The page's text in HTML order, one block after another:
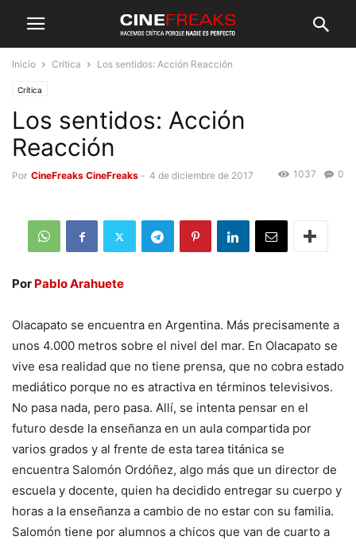
Inicio Crítica Los sentidos: Acción Reacción
Crítica
Los sentidos: Acción
Reacción
Por CineFreaks CineFreaks - 4 de diciembre de 2017 0
1037
Por Pablo Arahuete
Olacapato se encuentra en Argentina. Más precisamente a
unos 4.000 metros sobre el nivel del mar. En Olacapato se
vive esa realidad que no tiene prensa, que no cobra estado
mediático porque no es atractiva en términos televisivos.
No pasa nada, pero pasa. Allí, se intenta pensar en el
futuro desde la enseñanza en un aula compartida por
varios grados y al frente de esta tarea titánica se
encuentra Salomón Ordóñez, algo más que un director de
escuela y docente, quien ha decidido entregar su cuerpo y
horas a la enseñanza a cambio de no estar con su familia.
Salomón tiene por alumnos a chicos que van de cuarto a